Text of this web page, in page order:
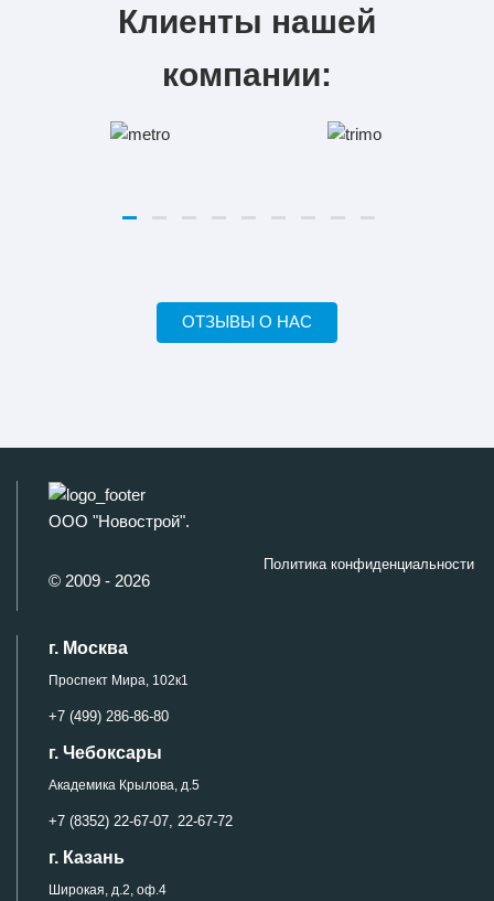
Клиенты нашей
компании:
ОТЗЫВЫ О НАС
ООО "Новострой".
© 2009 - 2026
Политика конфиденциальности
г. Москва
Проспект Мира, 102к1
+7 (499) 286-86-80
г. Чебоксары
Академика Крылова, д.5
+7 (8352) 22-67-07, 22-67-72
г. Казань
Широкая, д.2, оф.4